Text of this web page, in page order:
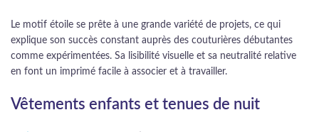
Le motif étoile se prête à une grande variété de projets, ce qui
explique son succès constant auprès des couturières débutantes
comme expérimentées. Sa lisibilité visuelle et sa neutralité relative
en font un imprimé facile à associer et à travailler.
Vêtements enfants et tenues de nuit